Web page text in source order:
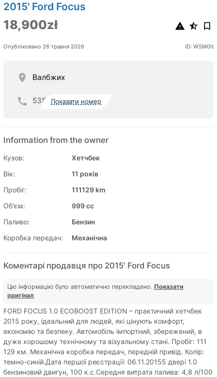
2015' Ford Focus
18,900zł
Опубліковано 26 травня 2026 ID: WSM0lt
Валбжих
535 Показати номер
Information from the owner
Кузов:
Хетчбек
Вік:
11 років
Пробіг:
111129 km
Об'єм:
999 cc
Паливо:
Бензин
Коробка передач:
Механічна
Коментарі продавця про 2015' Ford Focus
Цю інформацію було автоматично перекладено. Показати
оригінал
FORD FOCUS 1.0 ECOBOOST EDITION – практичний хетчбек
2015 року, ідеальний для людей, які цінують комфорт,
економію та безпеку. Автомобіль імпортний, збережений, в
дуже хорошому технічному та візуальному стані. Пробіг: 111
129 км. Механічна коробка передач, передній привід. Колір:
темно-синій.Дата першої реєстрації: 06.11.20155 двері 1.0
бензиновий двигун, 100 к.с.Середня витрата палива: 4,8 л/100